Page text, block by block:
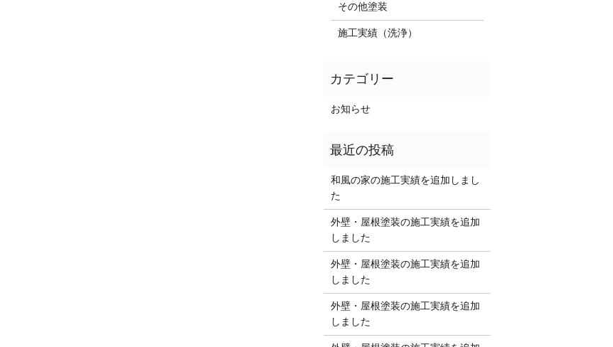
その他塗装
施工実績（洗浄）
お知らせ
和風の家の施工実績を追加しまし
た
外壁・屋根塗装の施工実績を追加
しました
外壁・屋根塗装の施工実績を追加
しました
外壁・屋根塗装の施工実績を追加
しました